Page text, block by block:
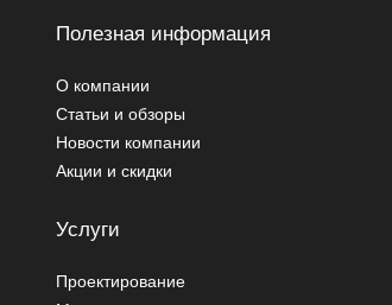
Полезная информация
О компании
Статьи и обзоры
Новости компании
Акции и скидки
Услуги
Проектирование